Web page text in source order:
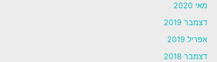
מאי 2020
דצמבר 2019
אפריל 2019
דצמבר 2018